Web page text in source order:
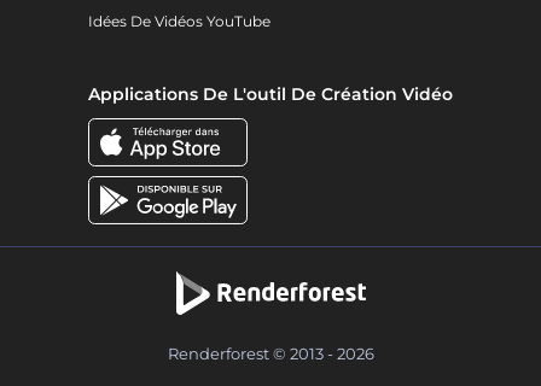
Idées De Vidéos YouTube
Applications De L'outil De Création Vidéo
Renderforest © 2013 - 2026